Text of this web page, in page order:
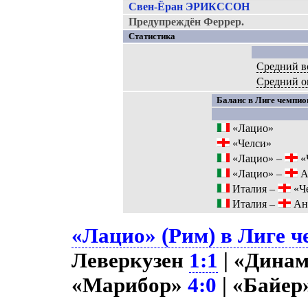
Свен-Ёран ЭРИКССОН
Предупреждён Феррер.
Статистика
Средний
Средний
Баланс в Лиге
«Лацио»
«Челси»
«Лацио» –
«Лацио» –
Италия –
Италия –
«Лацио» (Рим) в Лиге
Леверкузен 1:1 |
«Марибор»4:0 |